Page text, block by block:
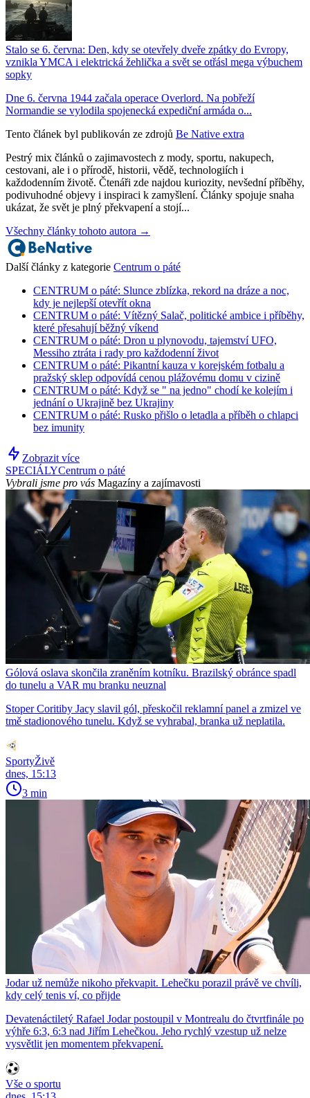
Stalo se 6. června: Den, kdy se otevřely dveře zpátky do Evropy,
vznikla YMCA i elektrická žehlička a svět se otřásl mega výbuchem
sopky
Dne 6. června 1944 začala operace Overlord. Na pobřeží
Normandie se vylodila spojenecká expediční armáda o...
Tento článek byl publikován ze zdrojů Be Native extra
Pestrý mix článků o zajimavostech z mody, sportu, nakupech,
cestovani, ale i o přírodě, historii, vědě, technologiích i
každodenním životě. Čtenáři zde najdou kuriozity, nevšední příběhy,
podivuhodné objevy i inspiraci k zamyšlení. Články spojuje snaha
ukázat, že svět je plný překvapení a stojí...
Všechny články tohoto autora →
Další články z kategorie Centrum o páté
CENTRUM o páté: Slunce zblízka, rekord na dráze a noc,
kdy je nejlepší otevřít okna
CENTRUM o páté: Vítězný Salač, politické ambice i příběhy,
které přesahují běžný víkend
CENTRUM o páté: Dron u plynovodu, tajemství UFO,
Messiho ztráta i rady pro každodenní život
CENTRUM o páté: Pikantní kauza v korejském fotbalu a
pražský sklep odpovídá cenou plážovému domu v cizině
CENTRUM o páté: Když se " na jedno" chodí ke kolejím i
jednání o Ukrajině bez Ukrajiny
CENTRUM o páté: Rusko přišlo o letadla a příběh o chlapci
bez imunity
Zobrazit více
SPECIÁLYCentrum o páté
Vybrali jsme pro vás Magazíny a zajímavosti
Gólová oslava skončila zraněním kotníku. Brazilský obránce spadl
do tunelu a VAR mu branku neuznal
Stoper Coritiby Jacy slavil gól, přeskočil reklamní panel a zmizel ve
tmě stadionového tunelu. Když se vyhrabal, branka už neplatila.
SportyŽivě
dnes, 15:13
3 min
Jodar už nemůže nikoho překvapit. Lehečku porazil právě ve chvíli,
kdy celý tenis ví, co přijde
Devatenáctiletý Rafael Jodar postoupil v Montrealu do čtvrtfinále po
výhře 6:3, 6:3 nad Jiřím Lehečkou. Jeho rychlý vzestup už nelze
vysvětlit jen momentem překvapení.
Vše o sportu